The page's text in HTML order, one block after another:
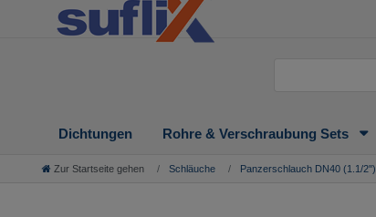
Dichtungen Rohre & Verschraubung Sets
Zur Startseite gehen Schläuche Panzerschlauch DN40 (1.1/2'')